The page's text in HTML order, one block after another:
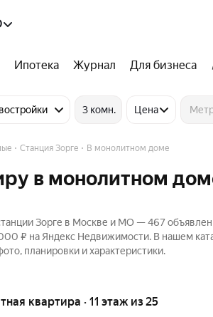
Ипотека Журнал Для бизнеса
3 комн. Цена
Станция Зорге В монолитном доме
в монолитном
Зорге в Москве и МО — 467
₽ на Яндекс Недвижимости. В нашем
планировки и характеристики.
квартира · 11 этаж из 25